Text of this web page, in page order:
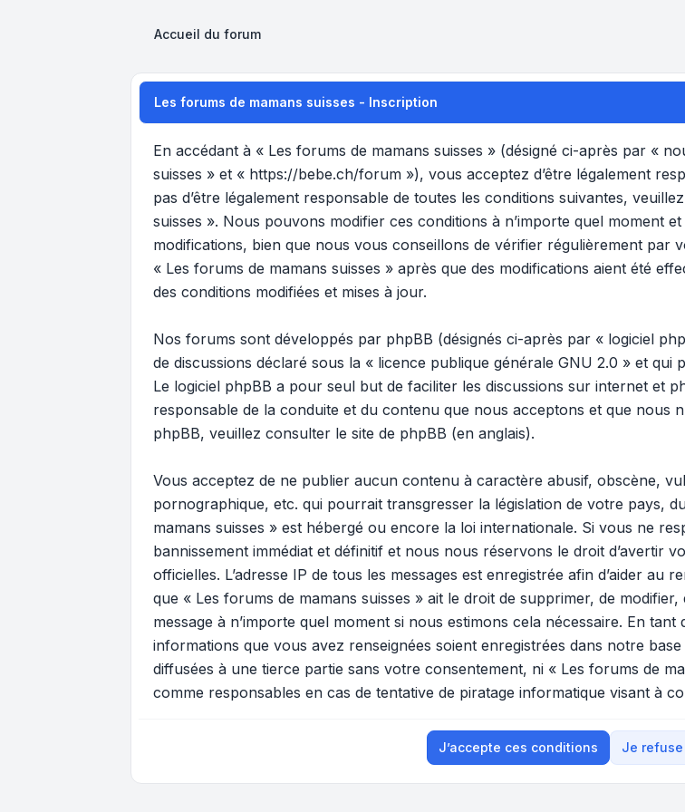
Accueil du forum
Les forums de mamans suisses - Inscription
En accédant à « Les forums de mamans suisses » (désigné ci-après par «
suisses » et « https://bebe.ch/forum »), vous acceptez d’être légalement
pas d’être légalement responsable de toutes les conditions suivantes,
suisses ». Nous pouvons modifier ces conditions à n’importe quel moment
modifications, bien que nous vous conseillons de vérifier régulièrement par
« Les forums de mamans suisses » après que des modifications aient été
des conditions modifiées et mises à jour.
Nos forums sont développés par phpBB (désignés ci-après par « logiciel
de discussions déclaré sous la « licence publique générale GNU 2.0 » et qui
Le logiciel phpBB a pour seul but de faciliter les discussions sur internet et
responsable de la conduite et du contenu que nous acceptons et que nous
phpBB, veuillez consulter le site de phpBB (en anglais).
Vous acceptez de ne publier aucun contenu à caractère abusif, obscène,
pornographique, etc. qui pourrait transgresser la législation de votre pays,
mamans suisses » est hébergé ou encore la loi internationale. Si vous ne
bannissement immédiat et définitif et nous nous réservons le droit d’avertir
officielles. L’adresse IP de tous les messages est enregistrée afin d’aider
que « Les forums de mamans suisses » ait le droit de supprimer, de
message à n’importe quel moment si nous estimons cela nécessaire. En
informations que vous avez renseignées soient enregistrées dans notre
diffusées à une tierce partie sans votre consentement, ni « Les forums de
comme responsables en cas de tentative de piratage informatique visant à
J’accepte ces conditions Je